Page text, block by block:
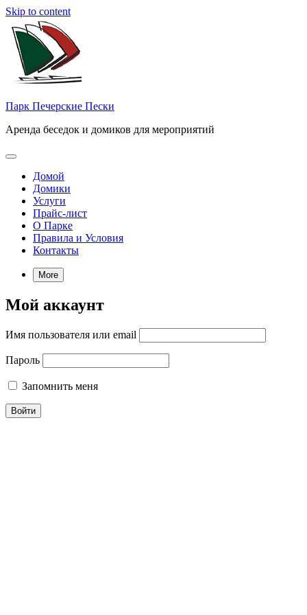
Skip to content
Парк Печерские Пески
Аренда беседок и домиков для мероприятий
Домой
Домики
Услуги
Прайс-лист
О Парке
Правила и Условия
Контакты
More
Мой аккаунт
Имя пользователя или email
Пароль
Запомнить меня